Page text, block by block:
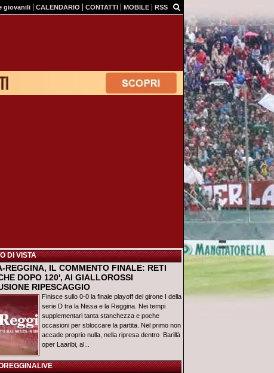
giovanili CALENDARIO CONTATTI MOBILE RSS
DI VISTA
REGGINA, IL COMMENTO FINALE: RETI
DOPO 120', AI GIALLOROSSI
RIPESCAGGIO
Finisce sullo 0-0 la finale playoff del girone I della
serie D tra la Nissa e la Reggina. Nei tempi
supplementari tanta stanchezza e poche
occasioni per sbloccare la partita. Nel primo non
accade proprio nulla, nella ripresa dentro Barillà
oper Laaribi, al...